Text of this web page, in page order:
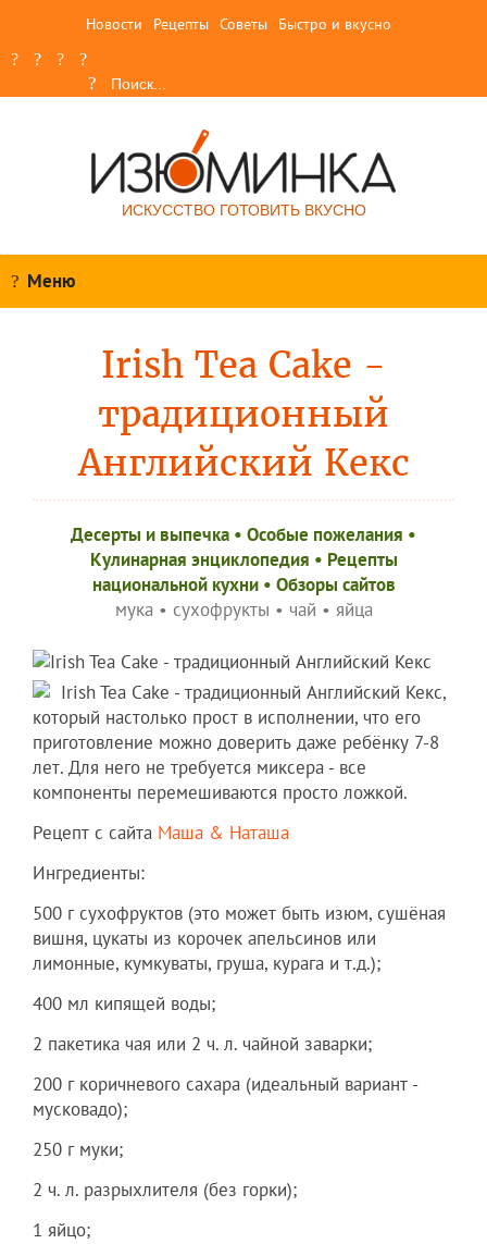
Новости Рецепты Советы Быстро и вкусно
ИСКУССТВО ГОТОВИТЬ ВКУСНО
Меню
Irish Tea Cake -
традиционный
Английский Кекс
Десерты и выпечка • Особые пожелания •
Кулинарная энциклопедия • Рецепты
национальной кухни• Обзоры сайтов
мука• сухофрукты • чай • яйца
Irish Tea Cake - традиционный Английский Кекс,
который настолько прост в исполнении, что его
приготовление можно доверить даже ребёнку 7-8
лет. Для него не требуется миксера - все
компоненты перемешиваются просто ложкой.
Рецепт с сайта Маша & Наташа
Ингредиенты:
500 г сухофруктов (это может быть изюм, сушёная
вишня, цукаты из корочек апельсинов или
лимонные, кумкуваты, груша, курага и т.д.);
400 мл кипящей воды;
2 пакетика чая или 2 ч. л. чайной заварки;
200 г коричневого сахара (идеальный вариант -
мусковадо);
250 г муки;
2 ч. л. разрыхлителя (без горки);
1 яйцо;